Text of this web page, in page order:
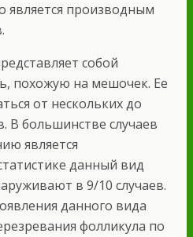
является производным
собой
похожую на мешочек. Ее
от нескольких до
В большинстве случаев
является
данный вид
в 9/10 случаев.
данного вида
фолликула по